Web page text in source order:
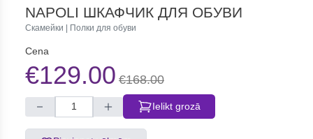
NAPOLI ШКАФЧИК ДЛЯ ОБУВИ
Скамейки | Полки для обуви
Cena
€129.00 €168.00
Ielikt grozā